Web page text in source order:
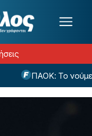
ΠΑΟΚ: Το νούμερο